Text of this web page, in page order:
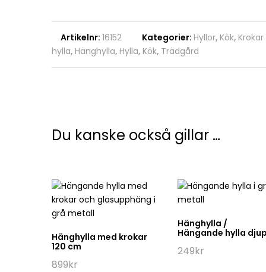
Artikelnr: 16152 Kategorier: Hyllor, Kök,
hylla, Hänghylla, Hylla, Kök, Trädgård
Du kanske också gillar …
Hänghylla med krokar
120 cm
899kr
Hänghylla /
Hängande hylla djup
249kr